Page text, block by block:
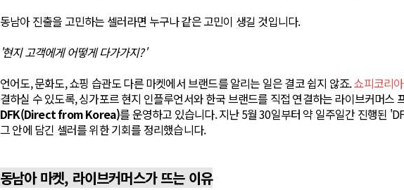
동남아 진출을 고민하는 셀러라면 누구나 같은 고민이 생길 것입니다.
'현지 고객에게 어떻게 다가가지?'
언어도, 문화도, 쇼핑 습관도 다른 마켓에서 브랜드를 알리는 일은 결코 쉽지 않죠.쇼피코리아
결하실 수 있도록, 싱가포르 현지 인플루언서와 한국 브랜드를 직접 연결하는 라이브커머스
DFK(Direct from Korea)를 운영하고 있습니다. 지난 5월 30일부터 약 일주일간 진행된
그 안에 담긴 셀러를 위한 기회를 정리했습니다.
동남아 마켓, 라이브커머스가 뜨는 이유